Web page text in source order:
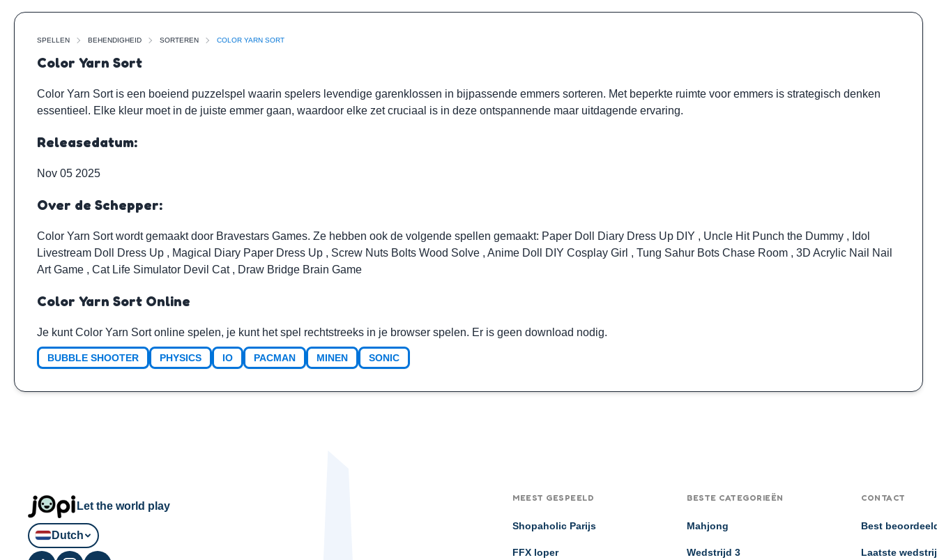
SPELLEN BEHENDIGHEID SORTEREN COLOR YARN SORT
Color Yarn Sort
Color Yarn Sort is een boeiend puzzelspel waarin spelers levendige garenklossen in bijpassende emmers sorteren. Met beperkte ruimte voor emmers is strategisch denken
essentieel. Elke kleur moet in de juiste emmer gaan, waardoor elke zet cruciaal is in deze ontspannende maar uitdagende ervaring.
Releasedatum:
Nov 05 2025
Over de Schepper:
Color Yarn Sort wordt gemaakt door Bravestars Games. Ze hebben ook de volgende spellen gemaakt: Paper Doll Diary Dress Up DIY , Uncle Hit Punch the Dummy , Idol
Livestream Doll Dress Up , Magical Diary Paper Dress Up , Screw Nuts Bolts Wood Solve , Anime Doll DIY Cosplay Girl , Tung Sahur Bots Chase Room , 3D Acrylic Nail Nail
Art Game , Cat Life Simulator Devil Cat , Draw Bridge Brain Game
Color Yarn Sort Online
Je kunt Color Yarn Sort online spelen, je kunt het spel rechtstreeks in je browser spelen. Er is geen download nodig.
BUBBLE SHOOTER PHYSICS IO PACMAN MINEN SONIC
Let the world play
Dutch
MEEST GESPEELD
Shopaholic Parijs
FFX loper
BESTE CATEGORIEËN
Mahjong
Wedstrijd 3
CONTACT
Best
Laatste